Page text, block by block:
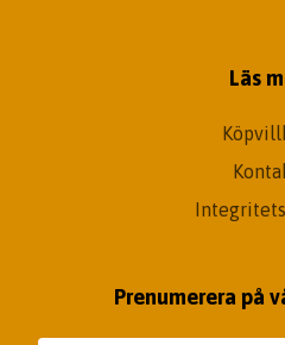
Läs
Prenumerera på